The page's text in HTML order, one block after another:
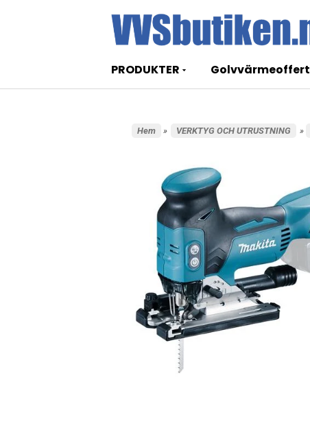
PRODUKTER Golvvärmeoffert
Hem » VERKTYG OCH UTRUSTNING »